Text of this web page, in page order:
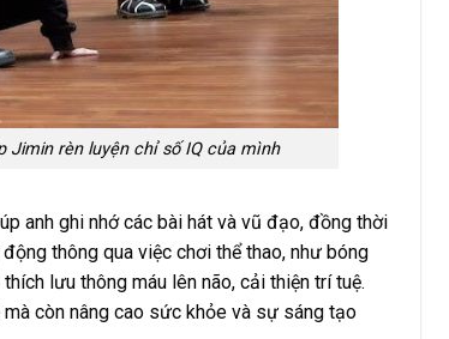
Jimin rèn luyện chỉ số IQ của mình
anh ghi nhớ các bài hát và vũ đạo, đồng thời
thông qua việc chơi thể thao, như bóng
lưu thông máu lên não, cải thiện trí tuệ.
còn nâng cao sức khỏe và sự sáng tạo